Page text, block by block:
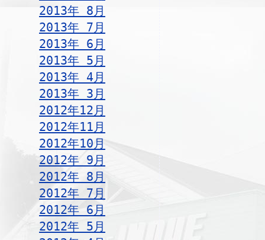
2013年 8月
2013年 7月
2013年 6月
2013年 5月
2013年 4月
2013年 3月
2012年12月
2012年11月
2012年10月
2012年 9月
2012年 8月
2012年 7月
2012年 6月
2012年 5月